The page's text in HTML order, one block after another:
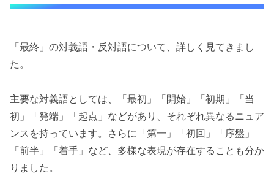
「最終」の対義語・反対語について、詳しく見てきまし
た。
主要な対義語としては、「最初」「開始」「初期」「当
初」「発端」「起点」などがあり、それぞれ異なるニュア
ンスを持っています。さらに「第一」「初回」「序盤」
「前半」「着手」など、多様な表現が存在することも分か
りました。